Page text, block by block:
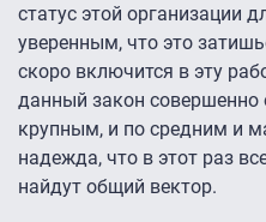
статус этой организации
уверенным, что это
скоро включится в эту
данный закон совершенно
крупным, и по средним и
надежда, что в этот раз
найдут общий вектор.